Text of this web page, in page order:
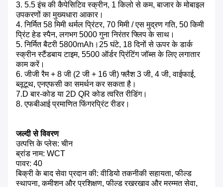
3. 5.5 इंच की कैपेसिटिव स्क्रीन, 1 किलो से कम, बाजार के मोबाइल
उपकरणों का मुख्यधारा आकार।
4. निर्मित 58 मिमी थर्मल प्रिंटर, 70 मिमी / एस मुद्रण गति, 50 किमी
प्रिंट हेड स्पैन, लगभग 5000 गुना निरंतर फ्लिप के साथ।
5. निर्मित बैटरी 5800mAh।25 घंटे, 18 दिनों से ऊपर के डार्क
स्क्रीन स्टैंडबाय टाइम, 5500 ऑर्डर प्रिंटिंग जॉब्स के लिए लगातार
काम करें।
6. जीजी रैम + 8 जी (2 जी + 16 जी) फ्लैश 3 जी, 4 जी, वाईफाई,
ब्लूटूथ, एनएफसी का समर्थन कर सकता है।
7.D बार-कोड या 2D QR कोड त्वरित रीडिंग।
8. एफबीआई प्रमाणित फिंगरप्रिंट रीडर।
जल्दी से विवरण
उत्पत्ति के प्लेस: चीन
ब्रांड नाम: WCT
पावर: 40
बिक्री के बाद सेवा प्रदान की: वीडियो तकनीकी सहायता, फील्ड
स्थापना, कमीशन और प्रशिक्षण, फील्ड रखरखाव और मरम्मत सेवा,